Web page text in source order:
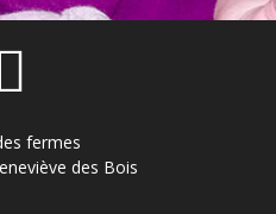
fermes
des Bois